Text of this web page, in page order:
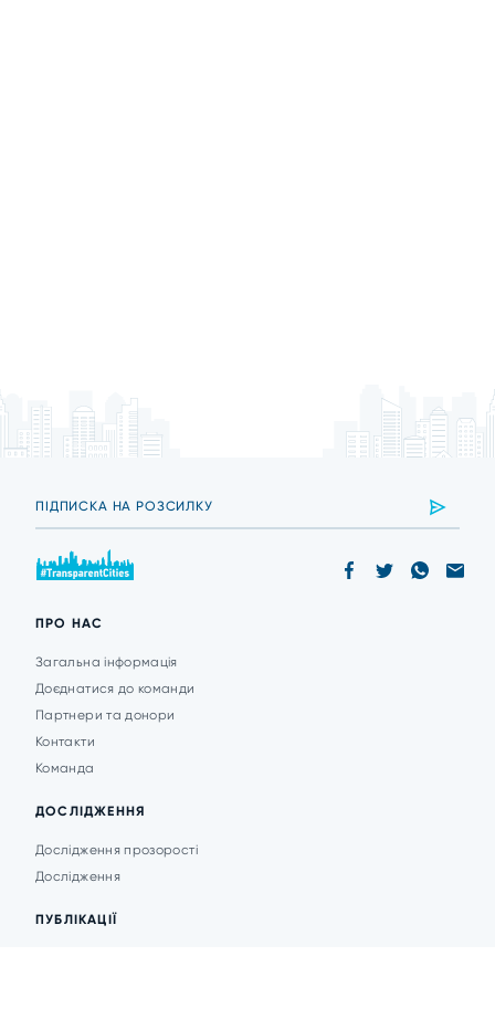
ПРО НАС
Загальна інформація
Доєднатися до команди
Партнери та донори
Контакти
Команда
ДОСЛІДЖЕННЯ
Дослідження прозорості
Дослідження
ПУБЛІКАЦІЇ